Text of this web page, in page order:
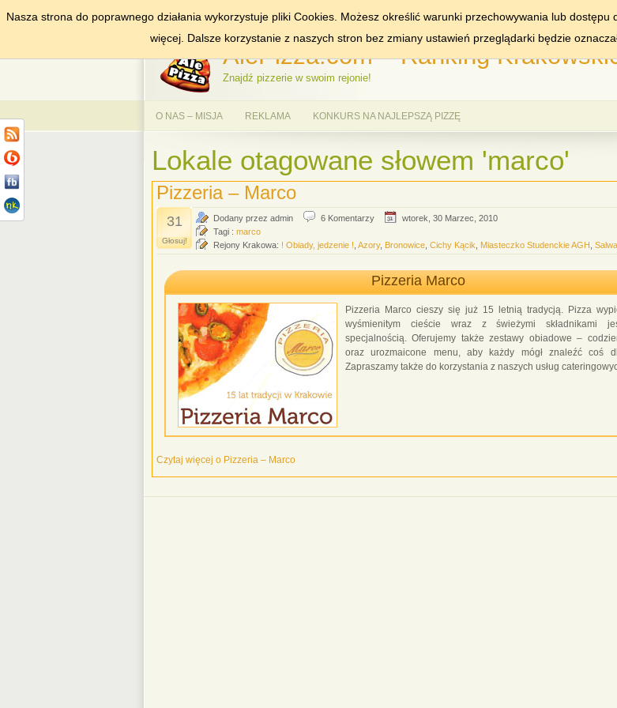
DODAJ NAS DO ULUBIONYCH ZNAJDŹ MIASTA:
AlePizza.com – Ranking
Znajdź pizzerie w swoim rejonie!
O NAS – MISJA REKLAMA KONKURS NA NAJLEPSZĄ PIZZĘ
Lokale otagowane słowem 'marco'
Pizzeria – Marco
31
Głosuj!
Dodany przez admin 6 Komentarzy
wtorek, 30 Marzec, 2010
Tagi : marco
Rejony Krakowa: ! Obiady, jedzenie ! Azory, Bronowice Cichy Kącik Miasteczko Studenckie AGH
Pizzeria Marco
Pizzeria Marco cieszy się już 15 letnią tradycją. Pizza
wyśmienitym cieście wraz z świeżymi składnikami
specjalnością. Oferujemy także zestawy obiadowe –
oraz urozmaicone menu, aby każdy mógł znaleźć coś
Zapraszamy także do korzystania z naszych usług
Czytaj więcej o Pizzeria – Marco
Nasza strona do poprawnego działania wykorzystuje pliki Cookies. Możesz określić warunki przechowywania lub
więcej. Dalsze korzystanie z naszych stron bez zmiany ustawień przeglądarki będzie